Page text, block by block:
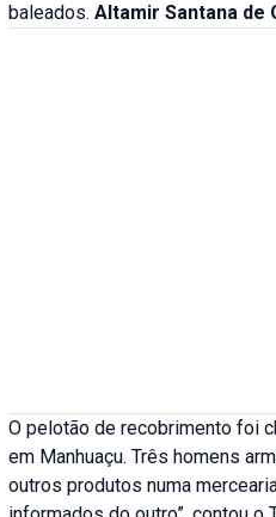
baleados. Altamir Santana
O pelotão de recobrimento foi
em Manhuaçu. Três homens
outros produtos numa